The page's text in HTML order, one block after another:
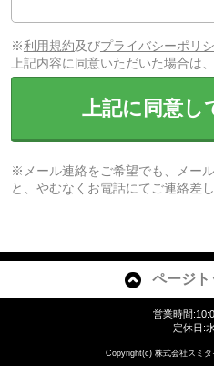
※利用規約及びプライバシーポリ
上記内容に同意いただいた場合は
上記に同意し
※メール連絡をご希望でも、メー
と、やむなくお電話にてご連絡差
ページト
営業時間
定休日:
Copyright(c) 株式会社スミ